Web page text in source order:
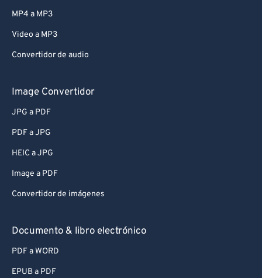
MP4 a MP3
Video a MP3
Convertidor de audio
Image Convertidor
JPG a PDF
PDF a JPG
HEIC a JPG
Image a PDF
Convertidor de imágenes
Documento & libro electrónico
PDF a WORD
EPUB a PDF